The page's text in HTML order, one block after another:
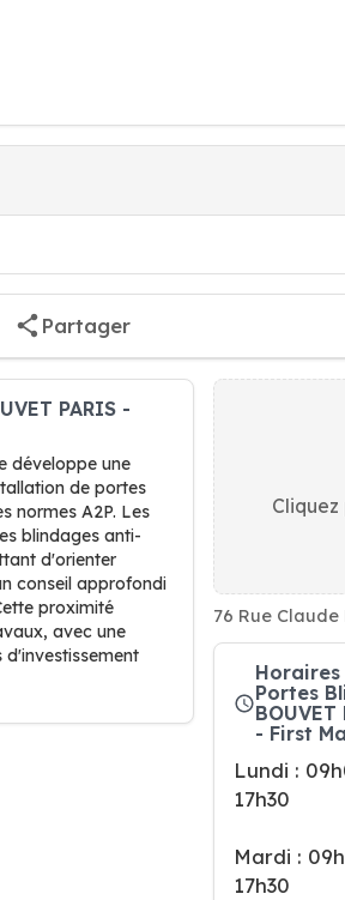
Partager
PARIS -
développe une
de portes
normes A2P. Les
blindages anti-
d'orienter
conseil approfondi
proximité
avec une
76 Rue Claude
Horaires
Portes
- First
Lundi :
17h30
Mardi :
17h30